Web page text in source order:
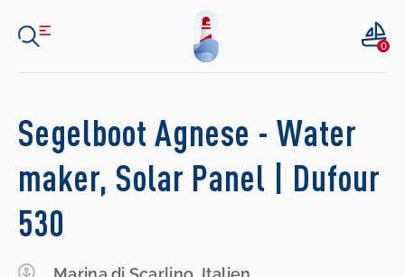
0
Segelboot Agnese - Water
maker, Solar Panel | Dufour
530